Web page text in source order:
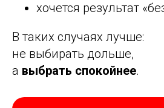
хочется результат
В таких случаях лучше:
не выбирать дольше,
а выбрать спокойнее.